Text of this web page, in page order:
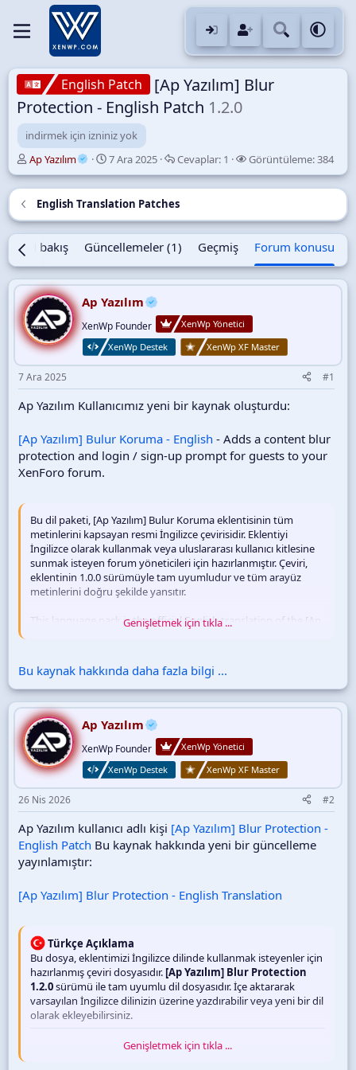
English Patch
[Ap Yazılım] Blur
Protection - English Patch 1.2.0
indirmek için izniniz yok
K
o
n
ş
l
a
t
a
n
Ap Yazılım
B
a
ş
l
g
ç
t
a
i
h
i
7 Ara 2025 Cevaplar: C
e
v
a
1 Görüntüleme:G
ö
r
ü
e
m
384
English Translation Patches
Genel bakış Güncellemeler (1) Geçmiş Forum konusu
Ap Yazılım
XenWp Founder
XenWp Yönetici
XenWp Destek
XenWp XF Master
7 Ara 2025 #1
Ap Yazılım Kullanıcımız yeni bir kaynak oluşturdu:
[Ap Yazılım] Bulur Koruma - English - Adds a content blur
protection and login / sign-up prompt for guests to your
XenForo forum.
Bu dil paketi, [Ap Yazılım] Bulur Koruma eklentisinin tüm
metinlerini kapsayan resmi İngilizce çevirisidir. Eklentiyi
İngilizce olarak kullanmak veya uluslararası kullanıcı kitlesine
sunmak isteyen forum yöneticileri için hazırlanmıştır. Çeviri,
eklentinin 1.0.0 sürümüyle tam uyumludur ve tüm arayüz
metinlerini doğru şekilde yansıtır.
This language pack is the official English translation of the [Ap
Genişletmek için tıkla ...
Bu kaynak hakkında daha fazla bilgi ...
Ap Yazılım
XenWp Founder
XenWp Yönetici
XenWp Destek
XenWp XF Master
26 Nis 2026 #2
Ap Yazılım kullanıcı adlı kişi [Ap Yazılım] Blur Protection -
English Patch Bu kaynak hakkında yeni bir güncelleme
yayınlamıştır:
[Ap Yazılım] Blur Protection - English Translation
Türkçe Açıklama
Bu dosya, eklentimizi İngilizce dilinde kullanmak isteyenler için
hazırlanmış çeviri dosyasıdır. [Ap Yazılım] Blur Protection
1.2.0sürümü ile tam uyumlu dil dosyasıdır. İçe aktararak
varsayılan İngilizce dilinizin üzerine yazdırabilir veya yeni bir dil
olarak ekleyebilirsiniz.
English Description
Genişletmek için tıkla ...